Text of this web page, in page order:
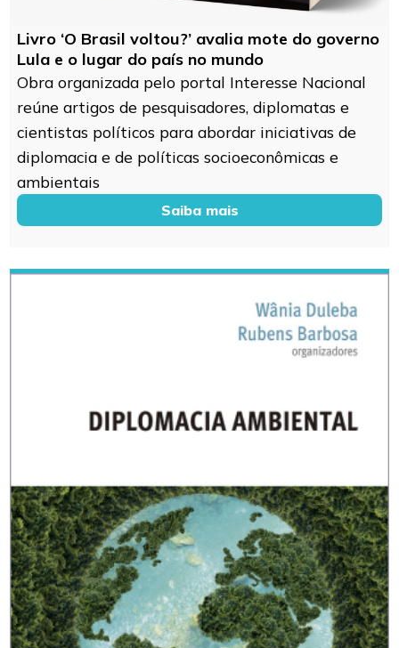
Livro ‘O Brasil voltou?’ avalia mote do governo
Lula e o lugar do país no mundo
Obra organizada pelo portal Interesse Nacional
reúne artigos de pesquisadores, diplomatas e
cientistas políticos para abordar iniciativas de
diplomacia e de políticas socioeconômicas e
ambientais
Saiba mais